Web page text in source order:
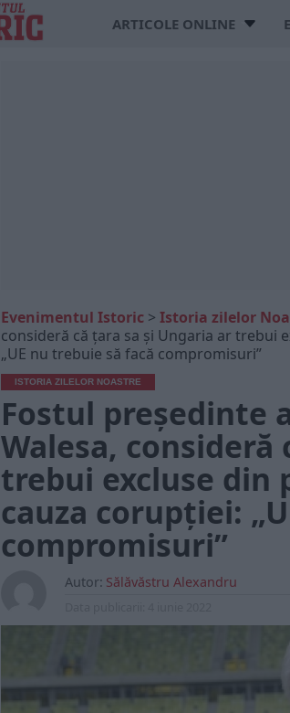
ARTICOLE ONLINE
Evenimentul Istoric > Istoria zilelor
consideră că țara sa și Ungaria ar trebui
„UE nu trebuie să facă compromisuri”
ISTORIA ZILELOR NOASTRE
Fostul președinte
Walesa,
trebui excluse din
cauza corupției:
compromisuri”
Autor: Sălăvăstru Alexandru